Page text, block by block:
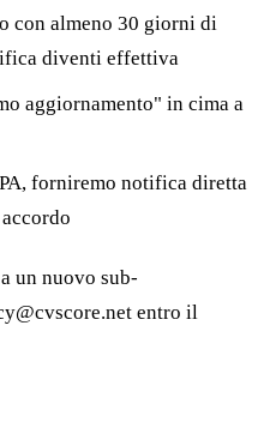
con almeno 30 giorni di
diventi effettiva
aggiornamento" in cima a
forniremo notifica diretta
un nuovo sub-
entro il